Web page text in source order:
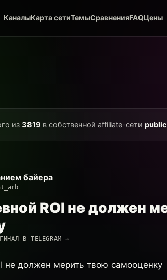
КаналыКарта сетиТемыСравненияFAQЦены
из 3819 в собственной affiliate-сети
байера
ROI не должен
В TELEGRAM →
не должен мерить твою самооценку